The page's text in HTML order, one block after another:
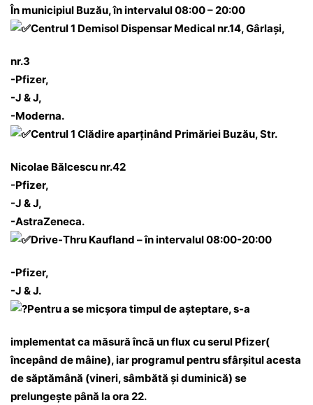
În municipiul Buzău, în intervalul 08:00 – 20:00
Centrul 1 Demisol Dispensar Medical nr.14, Gârlași,
nr.3
-Pfizer,
-J & J,
-Moderna.
Centrul 1 Clădire aparținând Primăriei Buzău, Str.
Nicolae Bălcescu nr.42
-Pfizer,
-J & J,
-AstraZeneca.
Drive-Thru Kaufland – în intervalul 08:00-20:00
-Pfizer,
-J & J.
Pentru a se micșora timpul de așteptare, s-a
implementat ca măsură încă un flux cu serul Pfizer(
începând de mâine), iar programul pentru sfârșitul acesta
de săptămână (vineri, sâmbătă și duminică) se
prelungește până la ora 22.